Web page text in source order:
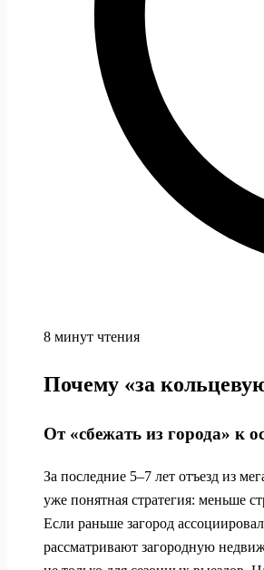
8 минут чтения
Почему «за
От «сбежать из города» к
За последние 5–7 лет отъезд из
уже понятная стратегия: меньше
Если раньше загород
рассматривают загородную